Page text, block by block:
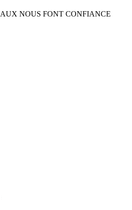
NOUS FONT CONFIANCE